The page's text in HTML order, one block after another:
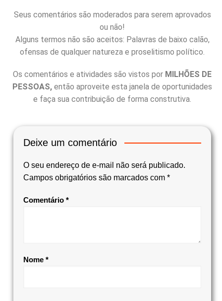
Seus comentários são moderados para serem aprovados
ou não!
Alguns termos não são aceitos: Palavras de baixo calão,
ofensas de qualquer natureza e proselitismo político.
Os comentários e atividades são vistos por MILHÕES DE
PESSOAS, então aproveite esta janela de oportunidades
e faça sua contribuição de forma construtiva.
Deixe um comentário
O seu endereço de e-mail não será publicado.
Campos obrigatórios são marcados com *
Comentário *
Nome *